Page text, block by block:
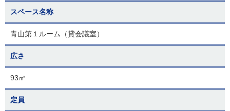
スペース名称
青山第１ルーム（貸会議室）
広さ
93㎡
定員